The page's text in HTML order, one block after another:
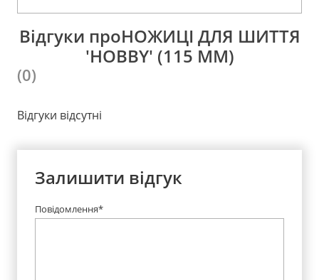
Відгуки проНОЖИЦІ ДЛЯ ШИТТЯ
'HOBBY' (115 ММ)
(0)
Відгуки відсутні
Залишити відгук
Повідомлення*